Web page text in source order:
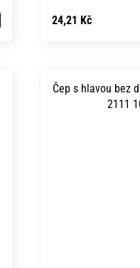
24,21 Kč
Čep s hlavou bez